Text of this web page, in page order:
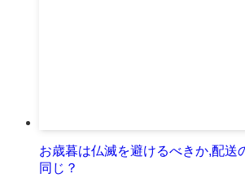
お歳暮は仏滅を避けるべきか,配送
同じ？